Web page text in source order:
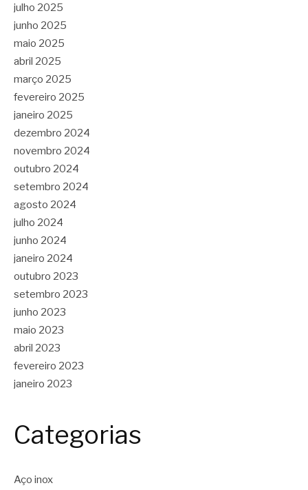
julho 2025
junho 2025
maio 2025
abril 2025
março 2025
fevereiro 2025
janeiro 2025
dezembro 2024
novembro 2024
outubro 2024
setembro 2024
agosto 2024
julho 2024
junho 2024
janeiro 2024
outubro 2023
setembro 2023
junho 2023
maio 2023
abril 2023
fevereiro 2023
janeiro 2023
Categorias
Aço inox